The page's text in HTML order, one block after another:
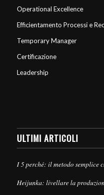
Operational Excellence
Efficientamento Processi e
Temporary Manager
Certificazione
Leadership
ULTIMI ARTICOLI
I 5 perché: il metodo semplice
Heijunka: livellare la